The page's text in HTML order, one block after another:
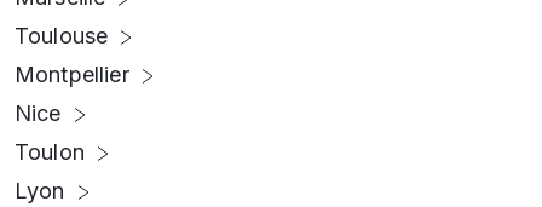
Toulouse
Montpellier
Nice
Toulon
Lyon